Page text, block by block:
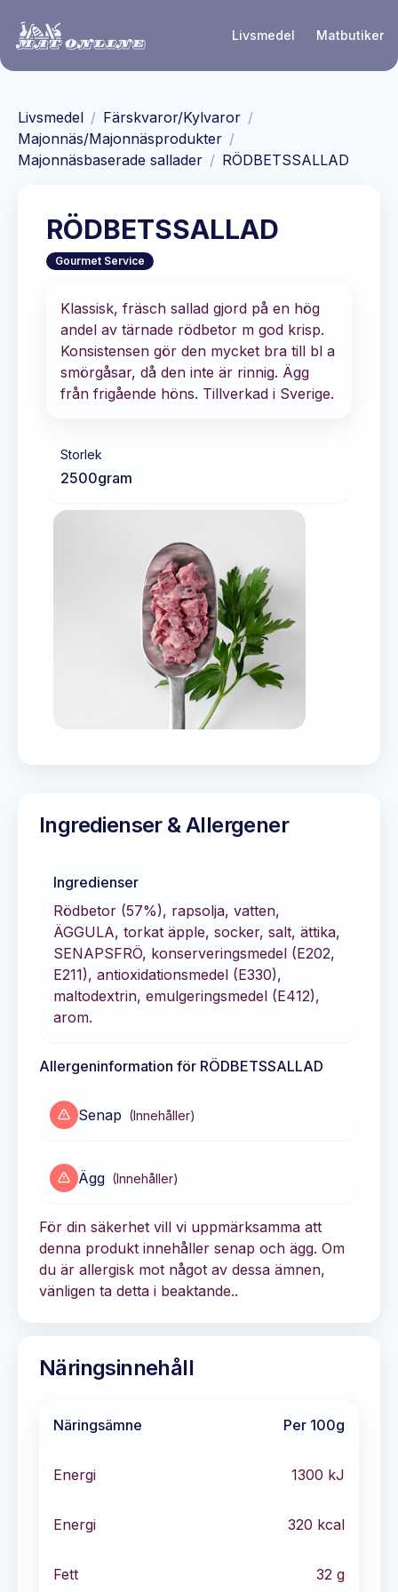
Livsmedel Matbutiker
Livsmedel / Färskvaror/Kylvaror /
Majonnäs/Majonnäsprodukter /
Majonnäsbaserade sallader / RÖDBETSSALLAD
RÖDBETSSALLAD
Gourmet Service
Klassisk, fräsch sallad gjord på en hög
andel av tärnade rödbetor m god krisp.
Konsistensen gör den mycket bra till bl a
smörgåsar, då den inte är rinnig. Ägg
från frigående höns. Tillverkad i Sverige.
Storlek
2500gram
Ingredienser & Allergener
Ingredienser
Rödbetor (57%), rapsolja, vatten,
ÄGGULA, torkat äpple, socker, salt, ättika,
SENAPSFRÖ, konserveringsmedel (E202,
E211), antioxidationsmedel (E330),
maltodextrin, emulgeringsmedel (E412),
arom.
Allergeninformation för RÖDBETSSALLAD
Senap (Innehåller)
Ägg (Innehåller)
För din säkerhet vill vi uppmärksamma att
denna produkt innehåller senap och ägg. Om
du är allergisk mot något av dessa ämnen,
vänligen ta detta i beaktande..
Näringsinnehåll
Näringsämne Per 100g
Energi 1300 kJ
Energi 320 kcal
Fett 32 g